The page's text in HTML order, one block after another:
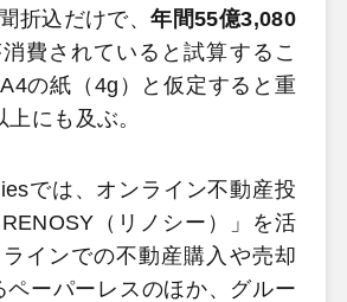
折込だけで、年間55億3,080
費されていると試算するこ
の紙（4g）と仮定すると重
にも及ぶ。
では、オンライン不動産投
（リノシー）」を活
インでの不動産購入や売却
ペーパーレスのほか、グルー